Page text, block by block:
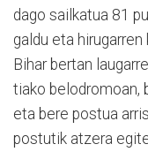
dago sailkatua 81
galdu eta hirugarren
Bihar bertan
tiako belodromoan,
eta bere postua
postutik atzera